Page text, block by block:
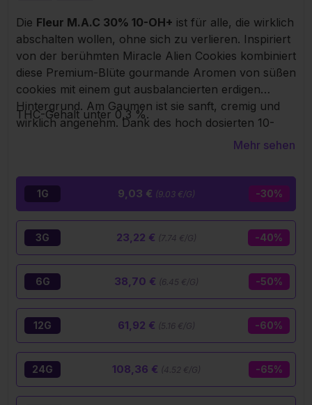
Die Fleur M.A.C 30% 10-OH+ ist für alle, die wirklich
abschalten wollen, ohne sich zu verlieren. Inspiriert
von der berühmten Miracle Alien Cookies kombiniert
diese Premium-Blüte gourmande Aromen von süßen
cookies mit einem gut ausbalancierten erdigen
Hintergrund. Am Gaumen ist sie sanft, cremig und
wirklich angenehm. Dank des hoch dosierten 10-
OH+ steigt die Wirkung nach und nach an,
stabiler und effizienter Chill, perfekt, um den Tag mit
einer guten Vibe zu beenden.
THC-Gehalt unter 0,3 %.
Mehr sehen
1G -30%
9,03 € (9.03 €/G)
3G -40%
23,22 € (7.74 €/G)
6G -50%
38,70 € (6.45 €/G)
12G -60%
61,92 € (5.16 €/G)
24G -65%
108,36 € (4.52 €/G)